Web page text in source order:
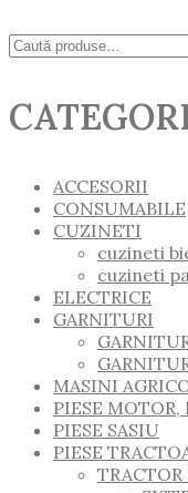
Caută:
ACCESORII
CONSUMABILE
CUZINETI
cuzineti
cuzineti
ELECTRICE
GARNITURI
MASINI
PIESE
PIESE SASIU
PIESE